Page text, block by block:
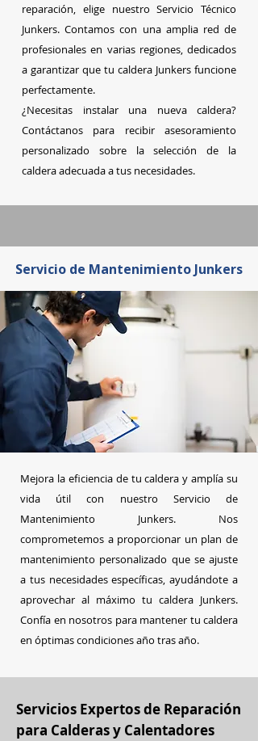
reparación, elige nuestro Servicio Técnico
Junkers. Contamos con una amplia red de
profesionales en varias regiones, dedicados
a garantizar que tu caldera Junkers funcione
perfectamente.
¿Necesitas instalar una nueva caldera?
Contáctanos para recibir asesoramiento
personalizado sobre la selección de la
caldera adecuada a tus necesidades.
Servicio de Mantenimiento Junkers
Mejora la eficiencia de tu caldera y amplía su
vida útil con nuestro Servicio de
Mantenimiento Junkers. Nos
comprometemos a proporcionar un plan de
mantenimiento personalizado que se ajuste
a tus necesidades específicas, ayudándote a
aprovechar al máximo tu caldera Junkers.
Confía en nosotros para mantener tu caldera
en óptimas condiciones año tras año.
Servicios Expertos de Reparación
para Calderas y Calentadores